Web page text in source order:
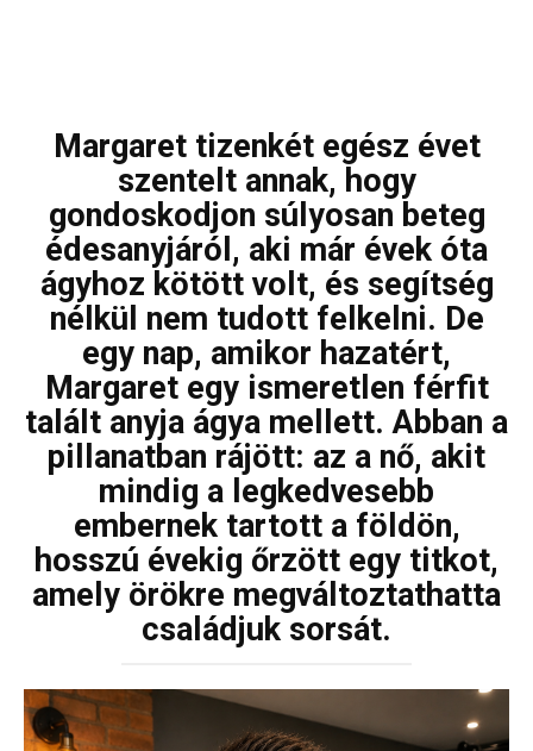
Margaret tizenkét egész évet
szentelt annak, hogy
gondoskodjon súlyosan beteg
édesanyjáról, aki már évek óta
ágyhoz kötött volt, és segítség
nélkül nem tudott felkelni. De
egy nap, amikor hazatért,
Margaret egy ismeretlen férfit
talált anyja ágya mellett. Abban a
pillanatban rájött: az a nő, akit
mindig a legkedvesebb
embernek tartott a földön,
hosszú évekig őrzött egy titkot,
amely örökre megváltoztathatta
családjuk sorsát.